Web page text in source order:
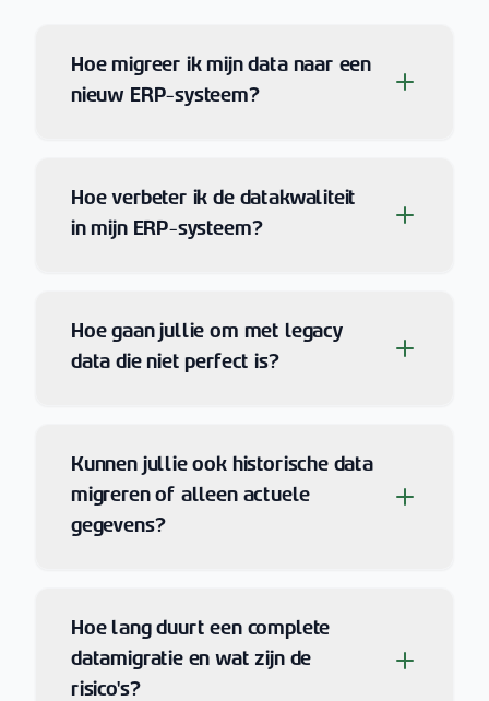
Hoe migreer ik mijn data naar een
nieuw ERP-systeem?
Hoe verbeter ik de datakwaliteit
in mijn ERP-systeem?
Hoe gaan jullie om met legacy
data die niet perfect is?
Kunnen jullie ook historische data
migreren of alleen actuele
gegevens?
Hoe lang duurt een complete
datamigratie en wat zijn de
risico's?